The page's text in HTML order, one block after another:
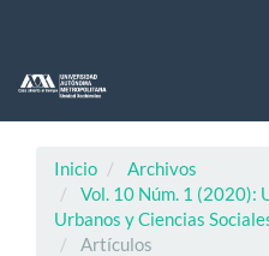
principal
Inicio
Archivos
Vol. 10 Núm. 1 (2020):
Urbanos y Ciencias
Artículos